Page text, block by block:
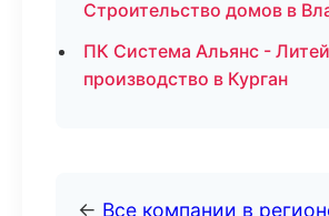
Строительство домов в
ПК Система Альянс -
производство в Курган
← Все компании в